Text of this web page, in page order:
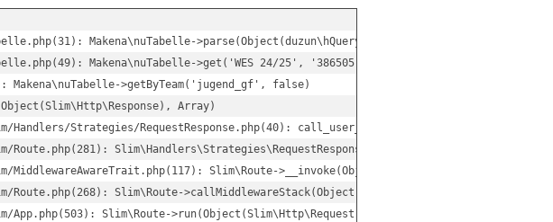
Makena\nuTabelle->parse(Object(duzun\hQuery))
Makena\nuTabelle->get('WES 24/25', '386505', false)
>getByTeam('jugend_gf', false)
Array)
Handlers/Strategies/RequestResponse.php(40): call_user_func(Object(Closure),
Route.php(281): Slim\Handlers\Strategies\RequestResponse-
Slim\Route->__invoke(Object(Slim\Http\Request),
Route.php(268): Slim\Route->callMiddlewareStack(Object(Slim\Http\Request),
Slim\Route->run(Object(Slim\Http\Request), Object(Slim\Http\Response))